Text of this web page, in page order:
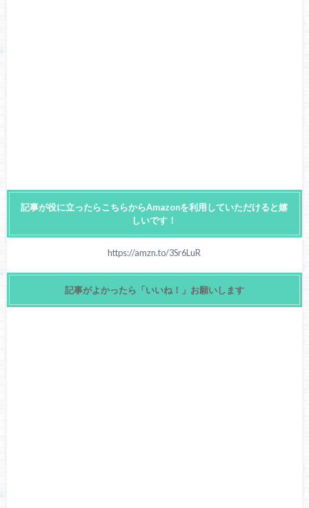
記事が役に立ったらこちらからAmazonを利用していただけると嬉
しいです！
https://amzn.to/3Sr6LuR
記事がよかったら「いいね！」お願いします